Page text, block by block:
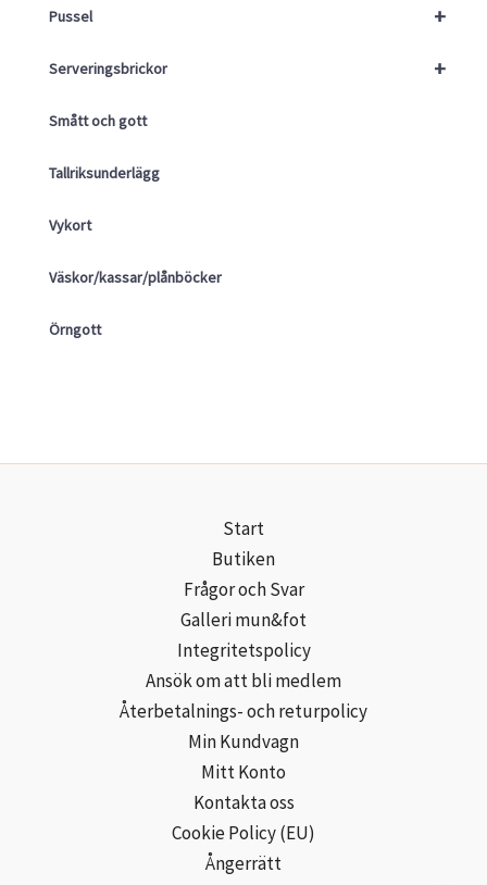
+
Pussel
+
Serveringsbrickor
Smått och gott
Tallriksunderlägg
Vykort
Väskor/kassar/plånböcker
Örngott
Start
Butiken
Frågor och Svar
Galleri mun&fot
Integritetspolicy
Ansök om att bli medlem
Återbetalnings- och returpolicy
Min Kundvagn
Mitt Konto
Kontakta oss
Cookie Policy (EU)
Ångerrätt